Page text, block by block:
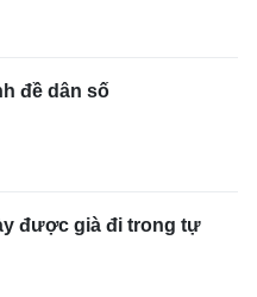
đề dân số
được già đi trong tự